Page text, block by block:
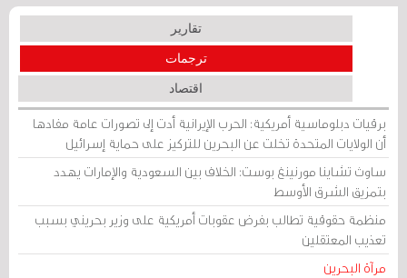
تقارير
ترجمات
اقتصاد
برقيات دبلوماسية أمريكية: الحرب الإيرانية أدت إلى تصورات عامة مفادها
أن الولايات المتحدة تخلت عن البحرين للتركيز على حماية إسرائيل
ساوث تشاينا مورنينغ بوست: الخلاف بين السعودية والإمارات يهدد
بتمزيق الشرق الأوسط
منظمة حقوقية تطالب بفرض عقوبات أمريكية على وزير بحريني بسبب
تعذيب المعتقلين
مرآة البحرين